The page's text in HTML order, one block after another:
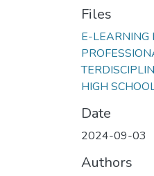
Files
E-LEARNING
HIGH
Date
2024-09-03
Authors